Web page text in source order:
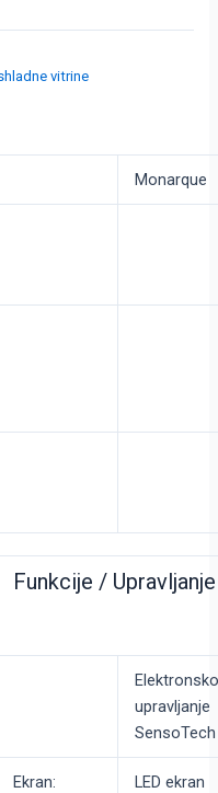
vitrine
Monarque
Funkcije / Upravljanje
Elektronsko
upravljanje
SensoTech
Ekran: LED ekran